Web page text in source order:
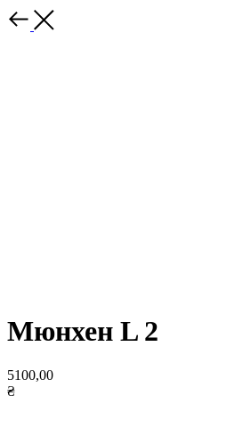
Мюнхен L 2
5100,00
₴